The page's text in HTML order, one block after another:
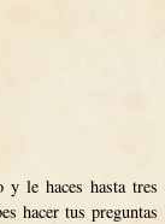
y le haces hasta tres
hacer tus preguntas